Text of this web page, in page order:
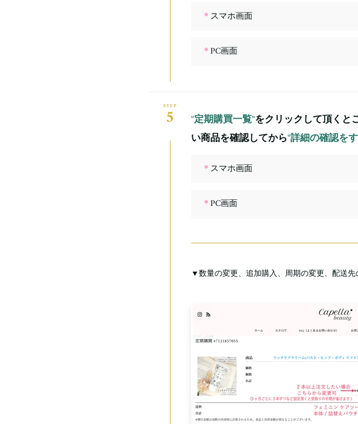
＊ スマホ画面
＊PC画面
5 "定期購買一覧"をクリックして頂くと
い商品を確認してから"詳細の確認を
＊ スマホ画面
＊PC画面
▼数量の変更、追加購入、周期の変更、配送